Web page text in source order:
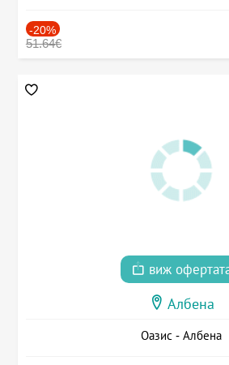
-20%
51.64€
виж
Албена
Оазис - Албена